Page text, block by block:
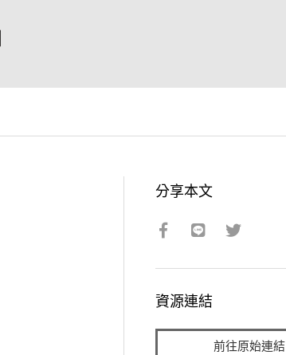
分享本文
資源連結
前往原始連結